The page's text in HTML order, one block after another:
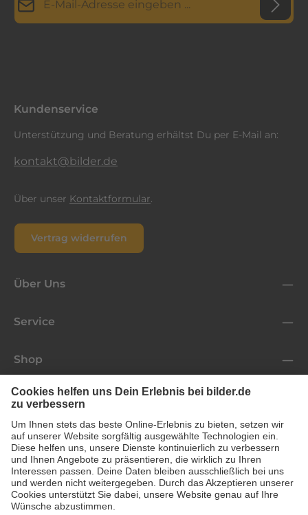
Kundenservice
Unterstützung und Beratung erhältst Du per E-Mail an:
kontakt@bilder.de
Über unser Kontaktformular.
Vertrag widerrufen
Über Uns
Service
Shop
Folge uns